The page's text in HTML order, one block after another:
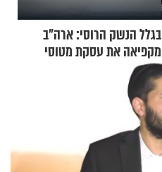
בגלל הנשק הרוסי: ארה"ב
מקפיאה את עסקת מטוסי
הקרב לטורקיה